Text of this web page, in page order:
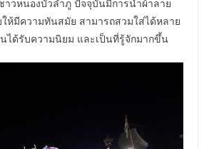
วหนองบัวลำภู ปัจจุบันมีการนำผ้าลาย
ห้มีความทันสมัย สามารถสวมใส่ได้หลาย
ได้รับความนิยม และเป็นที่รู้จักมากขึ้น